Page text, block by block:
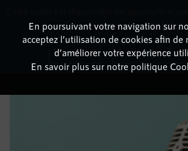
DÉTAILS DE
22 août 2022à 13h59 , durée : Invalid date
En poursuivant votre navigation sur
acceptez l’utilisation de cookies afin de
d’améliorer votre expérience
En savoir plus sur notre politique
dessous pour l'installer.
Non merci Télécharger